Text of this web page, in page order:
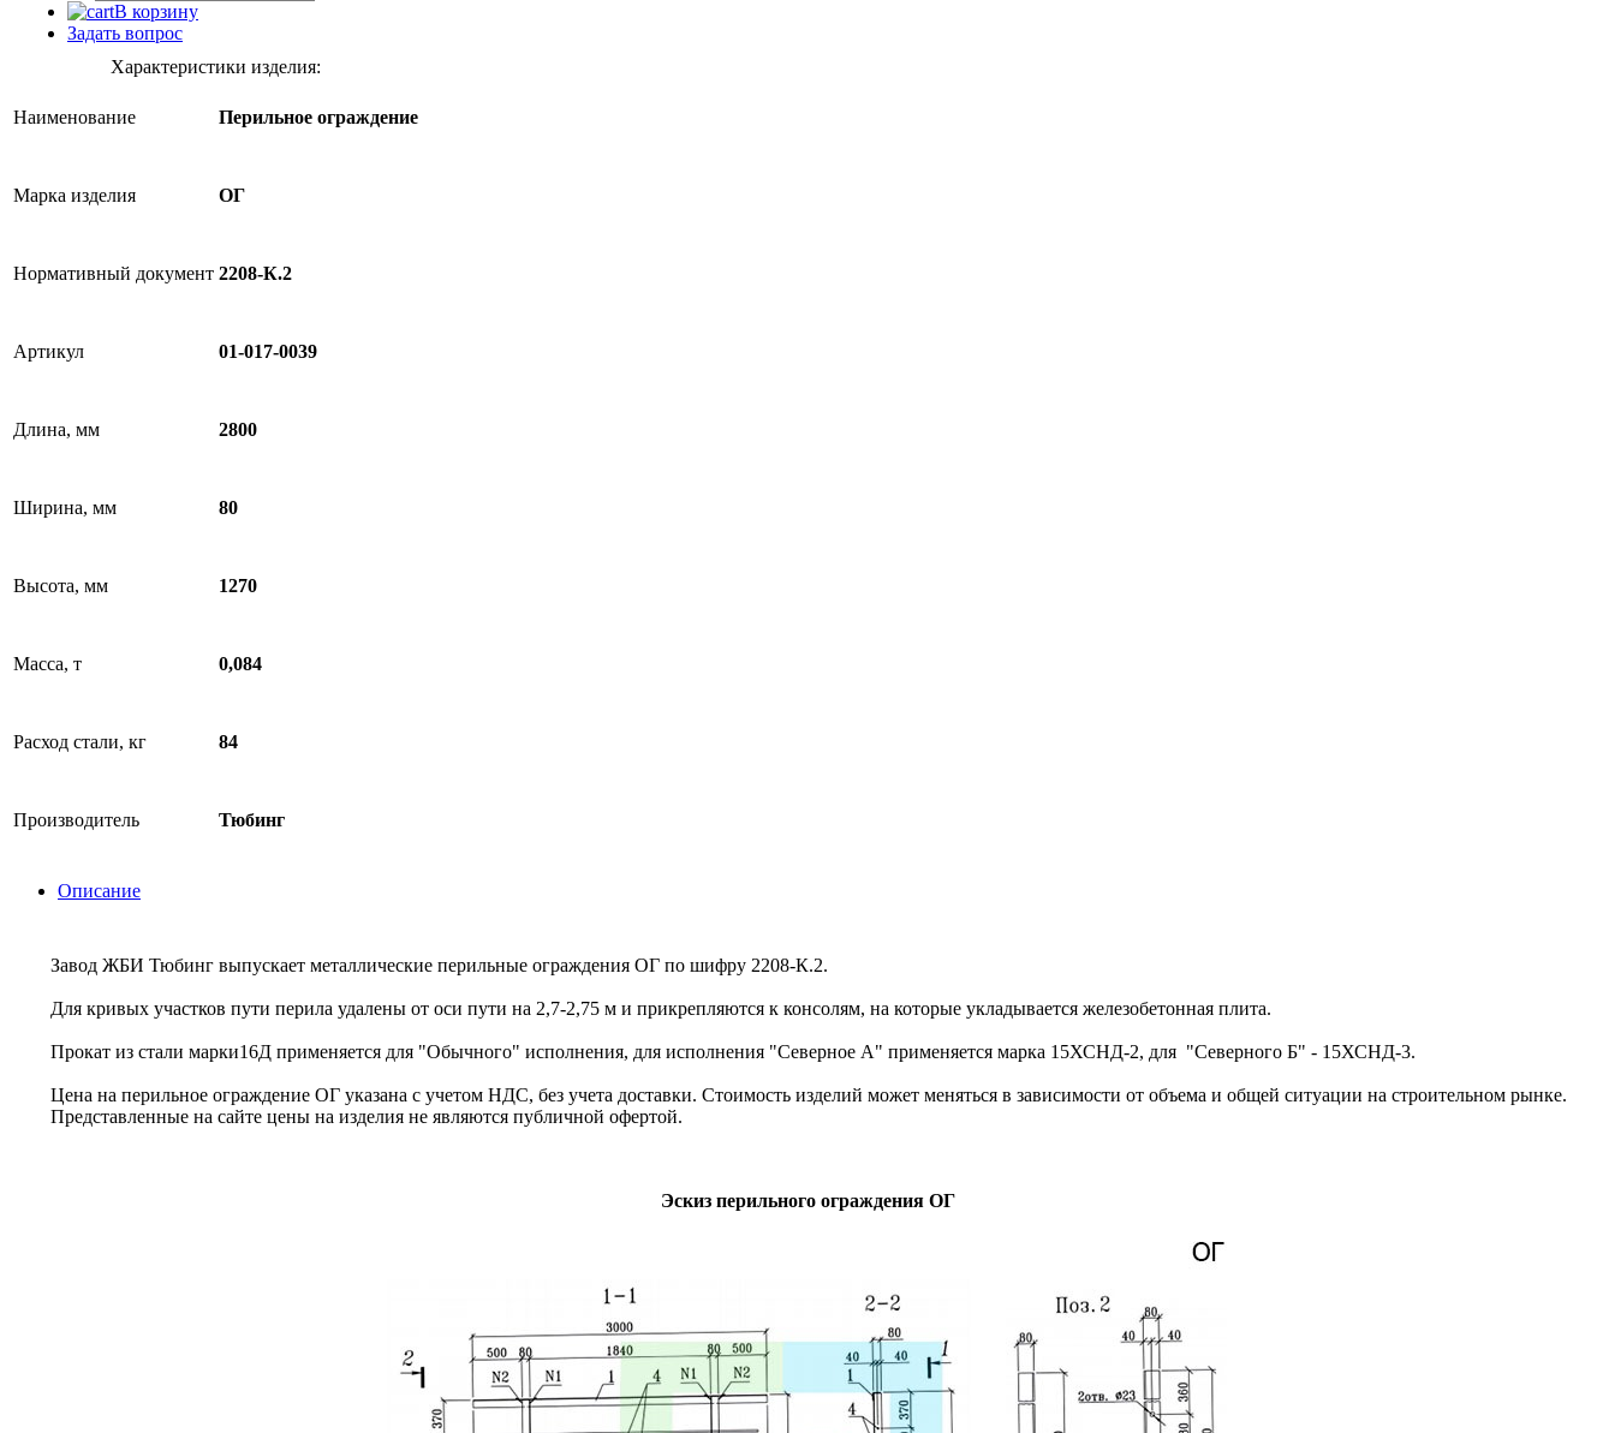
В корзину
Задать вопрос
Характеристики изделия:
Наименование Перильное ограждение
Марка изделия ОГ
Нормативный документ 2208-К.2
Артикул 01-017-0039
Длина, мм 2800
Ширина, мм 80
Высота, мм 1270
Масса, т 0,084
Расход стали, кг 84
Производитель Тюбинг
Описание
Завод ЖБИ Тюбинг выпускает металлические перильные ограждения ОГ по шифру 2208-К.2.
Для кривых участков пути перила удалены от оси пути на 2,7-2,75 м и прикрепляются к консолям, на которые укладывается железобетонная плита.
Прокат из стали марки16Д применяется для "Обычного" исполнения, для исполнения "Северное А" применяется марка 15ХСНД-2, для "Северного Б" - 15ХСНД-3.
Цена на перильное ограждение ОГ указана с учетом НДС, без учета доставки. Стоимость изделий может меняться в зависимости от объема и общей ситуации на строительном рынке.
Представленные на сайте цены на изделия не являются публичной офертой.
Эскиз перильного ограждения ОГ